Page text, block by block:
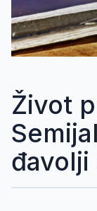
Život